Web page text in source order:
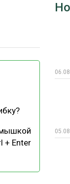
WOODEX-2021
СУШКА
+ Enter